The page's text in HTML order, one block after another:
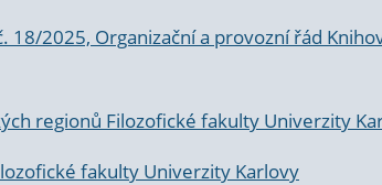
18/2025, Organizační a provozní řád
regionů Filozofické fakulty Univerzity
fakulty Univerzity Karlovy